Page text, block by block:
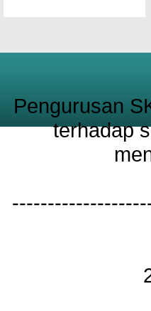
Pengurusan
terhadap